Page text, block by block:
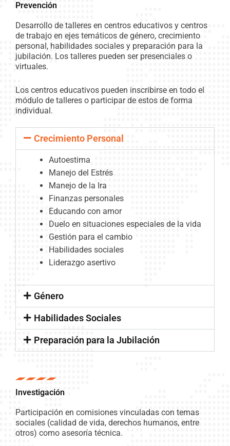
Prevención
Desarrollo de talleres en centros educativos y centros
de trabajo en ejes temáticos de género, crecimiento
personal, habilidades sociales y preparación para la
jubilación. Los talleres pueden ser presenciales o
virtuales.
Los centros educativos pueden inscribirse en todo el
módulo de talleres o participar de estos de forma
individual.
Crecimiento Personal
Autoestima
Manejo del Estrés
Manejo de la Ira
Finanzas personales
Educando con amor
Duelo en situaciones especiales de la vida
Gestión para el cambio
Habilidades sociales
Liderazgo asertivo
Género
Habilidades Sociales
Preparación para la Jubilación
Investigación
Participación en comisiones vinculadas con temas
sociales (calidad de vida, derechos humanos, entre
otros) como asesoría técnica.